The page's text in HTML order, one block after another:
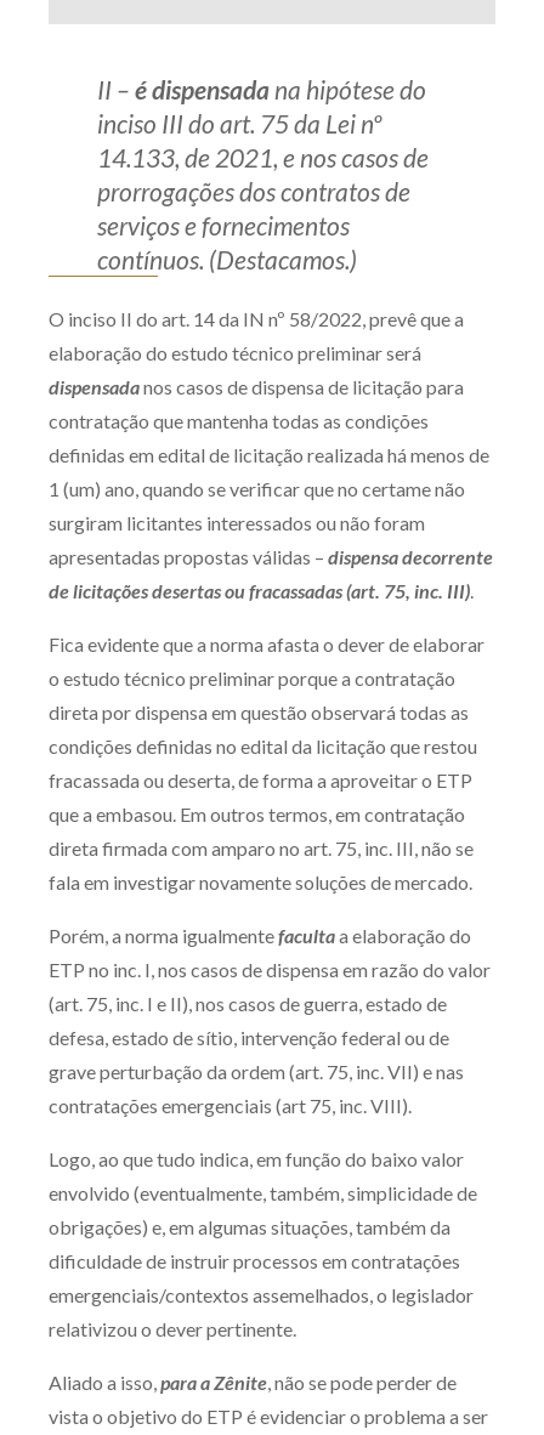
II – é dispensada na hipótese do
inciso III do art. 75 da Lei nº
14.133, de 2021, e nos casos de
prorrogações dos contratos de
serviços e fornecimentos
contínuos. (Destacamos.)
O inciso II do art. 14 da IN nº 58/2022, prevê que a
elaboração do estudo técnico preliminar será
dispensadanos casos de dispensa de licitação para
contratação que mantenha todas as condições
definidas em edital de licitação realizada há menos de
1 (um) ano, quando se verificar que no certame não
surgiram licitantes interessados ou não foram
apresentadas propostas válidas – dispensa decorrente
de licitações desertas ou fracassadas (art. 75, inc. III).
Fica evidente que a norma afasta o dever de elaborar
o estudo técnico preliminar porque a contratação
direta por dispensa em questão observará todas as
condições definidas no edital da licitação que restou
fracassada ou deserta, de forma a aproveitar o ETP
que a embasou. Em outros termos, em contratação
direta firmada com amparo no art. 75, inc. III, não se
fala em investigar novamente soluções de mercado.
Porém, a norma igualmentefacultaa elaboração do
ETP no inc. I, nos casos de dispensa em razão do valor
(art. 75, inc. I e II), nos casos de guerra, estado de
defesa, estado de sítio, intervenção federal ou de
grave perturbação da ordem (art. 75, inc. VII) e nas
contratações emergenciais (art 75, inc. VIII).
Logo, ao que tudo indica, em função do baixo valor
envolvido (eventualmente, também, simplicidade de
obrigações) e, em algumas situações, também da
dificuldade de instruir processos em contratações
emergenciais/contextos assemelhados, o legislador
relativizou o dever pertinente.
Aliado a isso,para a Zênite, não se pode perder de
vista o objetivo do ETP é evidenciar o problema a ser